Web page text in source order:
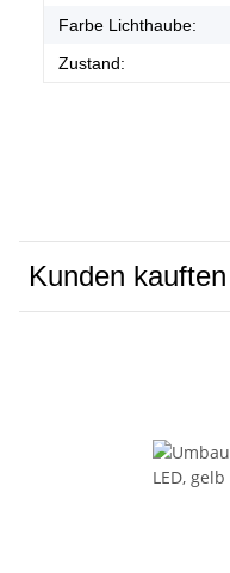
Farbe Lichthaube:
Zustand:
Kunden